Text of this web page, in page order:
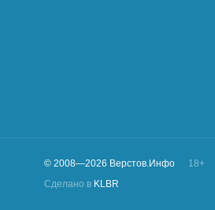
© 2008—2026 Верстов.Инфо
18+
Сделано в KLBR